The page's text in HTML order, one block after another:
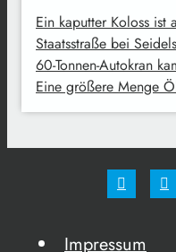
Ein kaputter Koloss ist
Staatsstraße bei
60-Tonnen-Autokran
Eine größere Menge
Impressum